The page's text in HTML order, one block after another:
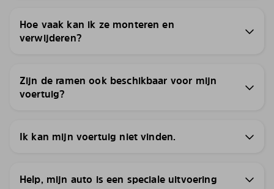
Hoe vaak kan ik ze monteren en
verwijderen?
Zijn de ramen ook beschikbaar voor mijn
voertuig?
Ik kan mijn voertuig niet vinden.
Help, mijn auto is een speciale uitvoering